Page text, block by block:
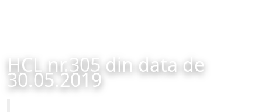
HCL nr.305 din data de
30.05.2019